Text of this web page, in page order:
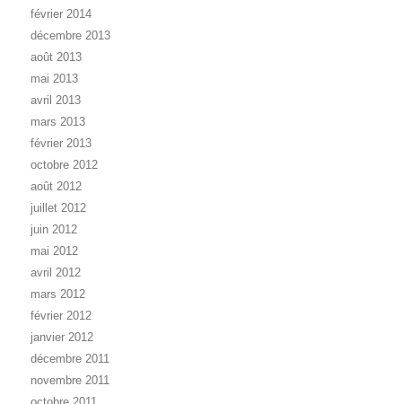
février 2014
décembre 2013
août 2013
mai 2013
avril 2013
mars 2013
février 2013
octobre 2012
août 2012
juillet 2012
juin 2012
mai 2012
avril 2012
mars 2012
février 2012
janvier 2012
décembre 2011
novembre 2011